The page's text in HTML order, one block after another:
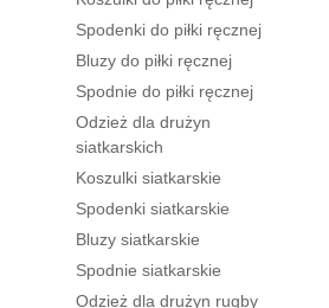
Spodenki do piłki ręcznej
Bluzy do piłki ręcznej
Spodnie do piłki ręcznej
Odzież dla drużyn
siatkarskich
Koszulki siatkarskie
Spodenki siatkarskie
Bluzy siatkarskie
Spodnie siatkarskie
Odzież dla drużyn rugby